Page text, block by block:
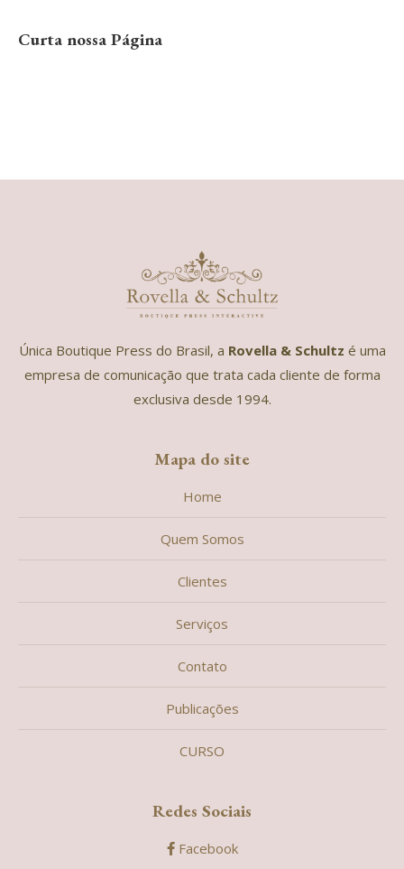
Curta nossa Página
Única Boutique Press do Brasil, a Rovella & Schultz é uma
empresa de comunicação que trata cada cliente de forma
exclusiva desde 1994.
Mapa do site
Home
Quem Somos
Clientes
Serviços
Contato
Publicações
CURSO
Redes Sociais
Facebook